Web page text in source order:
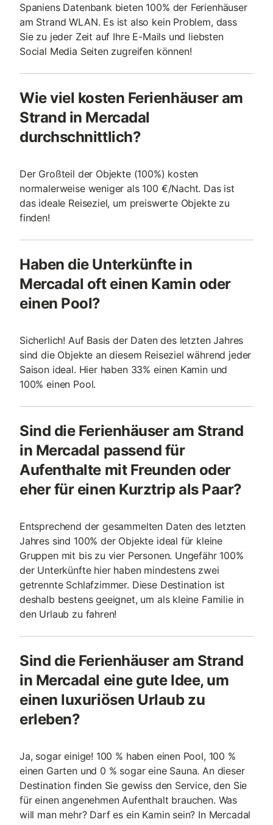
Spaniens Datenbank bieten 100% der Ferienhäuser
am Strand WLAN. Es ist also kein Problem, dass
Sie zu jeder Zeit auf Ihre E-Mails und liebsten
Social Media Seiten zugreifen können!
Wie viel kosten Ferienhäuser am
Strand in Mercadal
durchschnittlich?
Der Großteil der Objekte (100%) kosten
normalerweise weniger als 100 €/Nacht. Das ist
das ideale Reiseziel, um preiswerte Objekte zu
finden!
Haben die Unterkünfte in
Mercadal oft einen Kamin oder
einen Pool?
Sicherlich! Auf Basis der Daten des letzten Jahres
sind die Objekte an diesem Reiseziel während jeder
Saison ideal. Hier haben 33% einen Kamin und
100% einen Pool.
Sind die Ferienhäuser am Strand
in Mercadal passend für
Aufenthalte mit Freunden oder
eher für einen Kurztrip als Paar?
Entsprechend der gesammelten Daten des letzten
Jahres sind 100% der Objekte ideal für kleine
Gruppen mit bis zu vier Personen. Ungefähr 100%
der Unterkünfte hier haben mindestens zwei
getrennte Schlafzimmer. Diese Destination ist
deshalb bestens geeignet, um als kleine Familie in
den Urlaub zu fahren!
Sind die Ferienhäuser am Strand
in Mercadal eine gute Idee, um
einen luxuriösen Urlaub zu
erleben?
Ja, sogar einige! 100 % haben einen Pool, 100 %
einen Garten und 0 % sogar eine Sauna. An dieser
Destination finden Sie gewiss den Service, den Sie
für einen angenehmen Aufenthalt brauchen. Was
will man mehr? Darf es ein Kamin sein? In Mercadal